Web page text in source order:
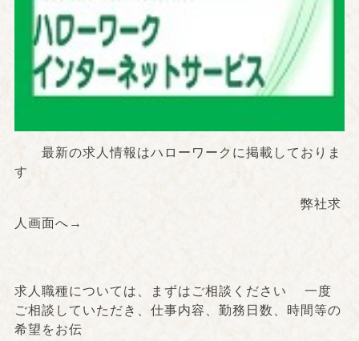
最新の求人情報はハローワークに掲載しておりま
す
弊社求
人画面へ→
求人職種については、まずはご相談ください 一度
ご相談していただき、仕事内容、勤務日数、時間等の
希望をお伝